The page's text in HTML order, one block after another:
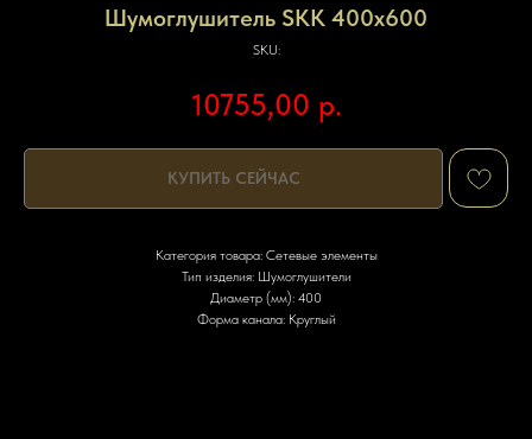
Шумоглушитель SKK 400x600
SKU:
10755,00 р.
КУПИТЬ СЕЙЧАС
Категория товара: Сетевые элементы
Тип изделия: Шумоглушители
Диаметр (мм): 400
Форма канала: Круглый